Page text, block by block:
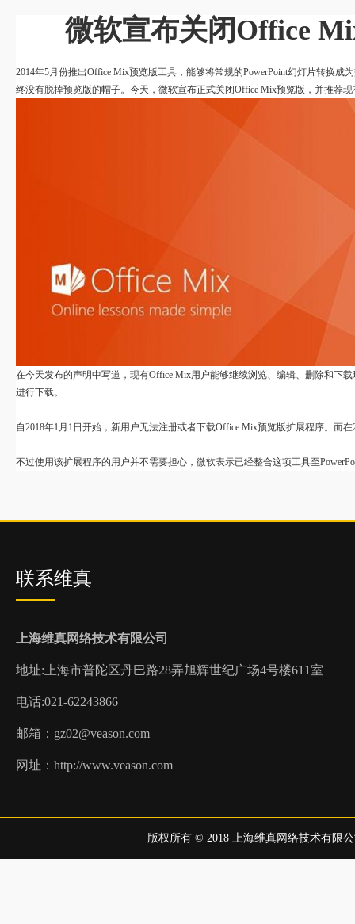
微软宣布关闭Office
2014年5月份推出Office Mix预览版工具，能够将常规的PowerPoint幻灯片转换
终没有脱掉预览版的帽子。今天，微软宣布正式关闭Office Mix预览版，并推荐现
在今天发布的声明中写道，现有Office Mix用户能够继续浏览、编辑、删除和下载
进行下载。
自2018年1月1日开始，新用户无法注册或者下载Office Mix预览版扩展程序。而
不过使用该扩展程序的用户并不需要担心，微软表示已经整合这项工具至
联系维真
上海维真网络技术有限公司
地址:上海市普陀区丹巴路28弄旭辉世纪广场4号楼611室
电话:021-62243866
邮箱：gz02@veason.com
网址：http://www.veason.com
版权所有 © 2018 上海维真网络技术有限公